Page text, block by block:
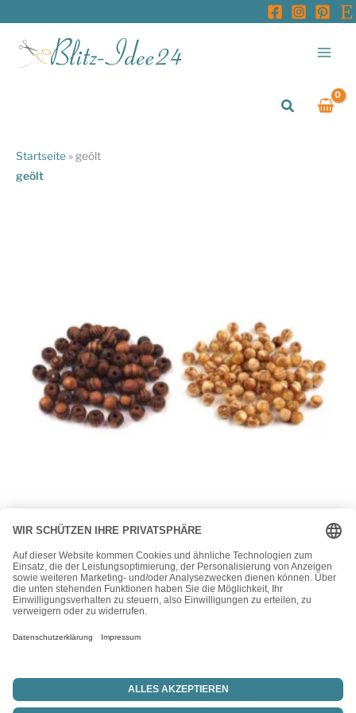
springen
Suchen
Startseite » geölt
geölt
Bastelbedarf
10g Holzperlen – Holzkugeln – rund – Wurzelholz – 8 mm –
geölt
3,95€